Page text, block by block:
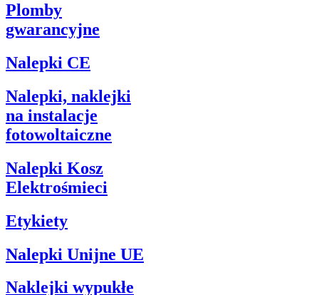
Plomby
gwarancyjne
Nalepki CE
Nalepki, naklejki
na instalacje
fotowoltaiczne
Nalepki Kosz
Elektrośmieci
Etykiety
Nalepki Unijne UE
Naklejki wypukłe